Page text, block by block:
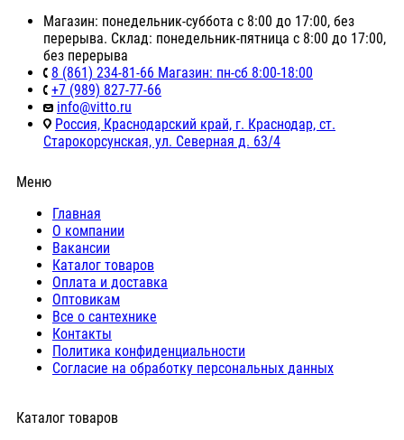
Магазин: понедельник-суббота с 8:00 до 17:00, без
перерыва. Склад: понедельник-пятница с 8:00 до 17:00,
без перерыва
8 (861) 234-81-66 Магазин: пн-сб 8:00-18:00
+7 (989) 827-77-66
info@vitto.ru
Россия, Краснодарский край, г. Краснодар, ст.
Старокорсунская, ул. Северная д. 63/4
Меню
Главная
О компании
Вакансии
Каталог товаров
Оплата и доставка
Оптовикам
Все о сантехнике
Контакты
Политика конфиденциальности
Согласие на обработку персональных данных
Каталог товаров